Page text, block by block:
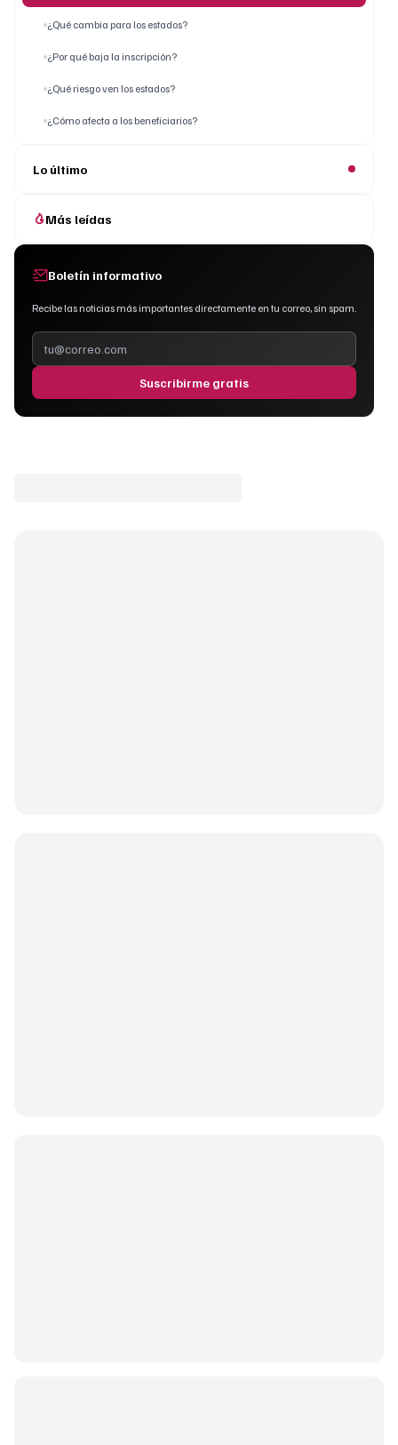
¿Qué cambia para los estados?
¿Por qué baja la inscripción?
¿Qué riesgo ven los estados?
¿Cómo afecta a los beneficiarios?
Lo último
Más leídas
Boletín informativo
Recibe las noticias más importantes directamente en tu correo, sin spam.
Suscribirme gratis